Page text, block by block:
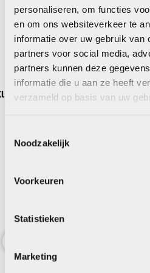
personaliseren, om functies
en om ons websiteverkeer te
informatie over uw gebruik van
partners voor social media,
partners kunnen deze
informatie die u aan ze heeft
verzameld op basis van uw
Noodzakelijk
Voorkeuren
Statistieken
Marketing
Maak je fiets
Bekijk alle accessoires
Previous
BBB